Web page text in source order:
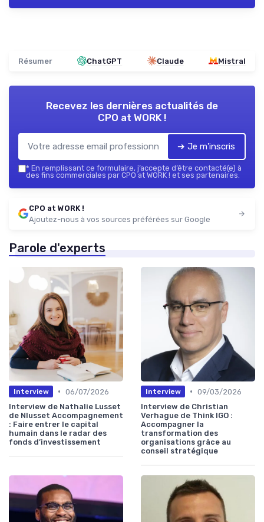
Résumer ChatGPT Claude Mistral
Recevez les dernières actualités de
CPO at WORK !
➔ Je m'inscris
* En remplissant ce formulaire, j’accepte d’être contacté(e) à
des fins commerciales par CPO at WORK ! et ses partenaires.
CPO at WORK !
Ajoutez-nous à vos sources préférées sur Google
Parole d'experts
Interview • 06/07/2026
Interview de Nathalie Lusset
de Nlusset Accompagnement
: Faire entrer le capital
humain dans le radar des
fonds d’investissement
Interview • 09/03/2026
Interview de Christian
Verhague de Think IGO :
Accompagner la
transformation des
organisations grâce au
conseil stratégique